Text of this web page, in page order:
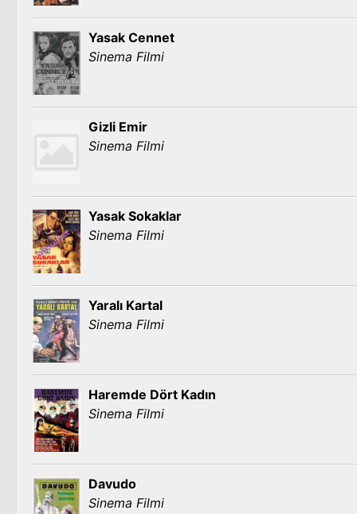
Yasak Cennet
Sinema Filmi
Gizli Emir
Sinema Filmi
Yasak Sokaklar
Sinema Filmi
Yaralı Kartal
Sinema Filmi
Haremde Dört Kadın
Sinema Filmi
Davudo
Sinema Filmi